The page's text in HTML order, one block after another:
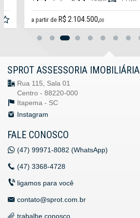
a partir de R$ 2.104.500,00
SPROT ASSESSORIA IMOBILIÁRIA
Rua 115, Sala 01
Centro - 88220-000
Itapema - SC
Instagram
FALE CONOSCO
(47) 99971-8082 (WhatsApp)
(47) 3368-4728
ligamos para você
contato@sprot.com.br
trabalhe conosco